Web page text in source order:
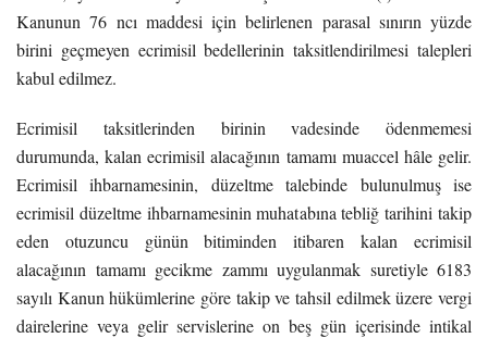
Kanunun 76 ncı maddesi için belirlenen parasal sınırın yüzde
birini geçmeyen ecrimisil bedellerinin taksitlendirilmesi talepleri
kabul edilmez.
Ecrimisil taksitlerinden birinin vadesinde ödenmemesi
durumunda, kalan ecrimisil alacağının tamamı muaccel hâle gelir.
Ecrimisil ihbarnamesinin, düzeltme talebinde bulunulmuş ise
ecrimisil düzeltme ihbarnamesinin muhatabına tebliğ tarihini takip
eden otuzuncu günün bitiminden itibaren kalan ecrimisil
alacağının tamamı gecikme zammı uygulanmak suretiyle 6183
sayılı Kanun hükümlerine göre takip ve tahsil edilmek üzere vergi
dairelerine veya gelir servislerine on beş gün içerisinde intikal